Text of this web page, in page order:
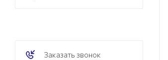
Заказать звонок